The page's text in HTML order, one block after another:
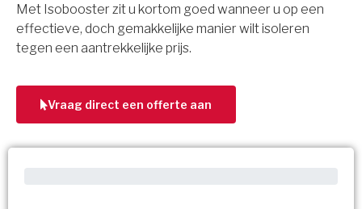
Met Isobooster zit u kortom goed wanneer u op een
effectieve, doch gemakkelijke manier wilt isoleren
tegen een aantrekkelijke prijs.
Vraag direct een offerte aan